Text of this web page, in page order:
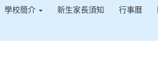
學校簡介 新生家長須知 行事曆